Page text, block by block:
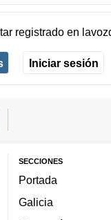
registradoen
Iniciar sesión
SECCIONES
Portada
Galicia